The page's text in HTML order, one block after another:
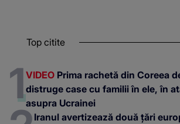
Top citite
VIDEO Prima rachetă din Coreea
distruge case cu familii în ele, în
asupra Ucrainei
Iranul avertizează două țări